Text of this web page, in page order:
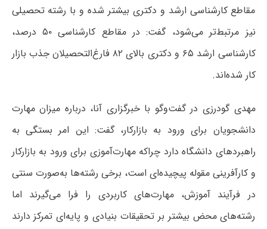
مقاطع کارشناسی ارشد و دکتری بیشتر شده و با رشته تحصیلی
نیز مرتبط‌تر می‌شود، گفت: در مقاطع کارشناسی ۵۰ درصد،
کارشناسی ارشد ۶۵ و دکتری بالای ۸۲ فارغ‌التحصیلان جذب بازار
کار شده‌اند.
مهدی گودرزی در گفت‌وگو با خبرگزاری آنا، درباره میزان مهارت
دانشجویان برای ورود به بازارکار، گفت: این امر بستگی به
راهبردهای دانشگاه دارد چراکه مهارت‌آموزی برای ورود به بازارکار
و کارآفرینی مقوله پیچیده‌ای است، برخی رشته‌ها به‌صورت سنتی
در فرآیند آموزش، مهارت‌های کاربردی را فرا می‌گیرند اما
رشته‌های محض بیشتر بر تحقیقات بنیادی و پایه‌ای تمرکز دارند